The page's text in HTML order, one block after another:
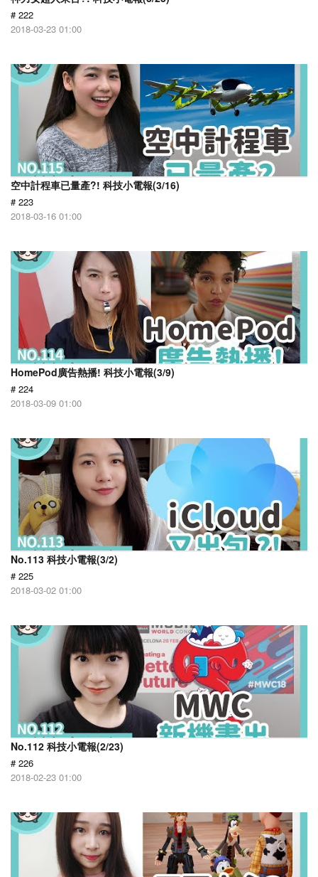
# 222
2018-03-23 01:00
空中計程車已量產?! 科技小電報(3/16)
# 223
2018-03-16 01:00
HomePod廣告熱播! 科技小電報(3/9)
# 224
2018-03-09 01:00
No.113 科技小電報(3/2)
# 225
2018-03-02 01:00
No.112 科技小電報(2/23)
# 226
2018-02-23 01:00